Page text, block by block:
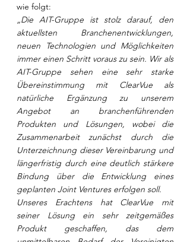
wie folgt:
„Die AIT-Gruppe ist stolz darauf, den
aktuellsten Branchenentwicklungen,
neuen Technologien und Möglichkeiten
immer einen Schritt voraus zu sein. Wir als
AIT-Gruppe sehen eine sehr starke
Übereinstimmung mit ClearVue als
natürliche Ergänzung zu unserem
Angebot an branchenführenden
Produkten und Lösungen, wobei die
Zusammenarbeit zunächst durch die
Unterzeichnung dieser Vereinbarung und
längerfristig durch eine deutlich stärkere
Bindung über die Entwicklung eines
geplanten Joint Ventures erfolgen soll.
Unseres Erachtens hat ClearVue mit
seiner Lösung ein sehr zeitgemäßes
Produkt geschaffen, das dem